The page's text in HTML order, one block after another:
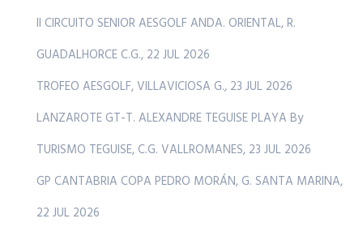
II CIRCUITO SENIOR AESGOLF ANDA. ORIENTAL, R.
GUADALHORCE C.G., 22 JUL 2026
TROFEO AESGOLF, VILLAVICIOSA G., 23 JUL 2026
LANZAROTE GT-T. ALEXANDRE TEGUISE PLAYA By
TURISMO TEGUISE, C.G. VALLROMANES, 23 JUL 2026
GP CANTABRIA COPA PEDRO MORÁN, G. SANTA MARINA,
22 JUL 2026